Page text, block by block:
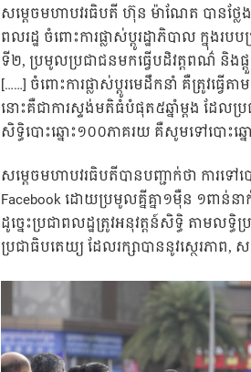
សម្ដេចមហាបវរធិបតី ហ៊ុន ម៉ាណែត បានថ្លែ
ពលរដ្ឋ ចំពោះការផ្លាស់ប្ដូរដ្ឋាភិបាល ក្នុងរ
ទី២, ប្រមូលប្រជាជនមកធ្វើបដិវត្តពណ៌ និងផ្
[……] ចំពោះការផ្លាស់ប្ដូរមេដឹកនាំ គឺត្រូវធ្វ
នោះគឺជាការស្ទង់មតិធំបំផុត៥ឆ្នាំម្ដង ដែល
សិទ្ធិបោះឆ្នោះ១០០ភាគរយ គឺសូមទៅបោះឆ្ន
សម្ដេចមហាបវរធិបតីបានបញ្ជាក់ថា ការទៅ
Facebook ដោយប្រមូលគ្នីគ្នា១ម៉ឺន ១ពាន់នា
ដូច្នេះប្រជាពលដ្ឋត្រូវអនុវត្តន៍សិទ្ធិ តាមល
ប្រជាធិបតេយ្យ ដែលរក្សាបាននូវស្ថេរភាព